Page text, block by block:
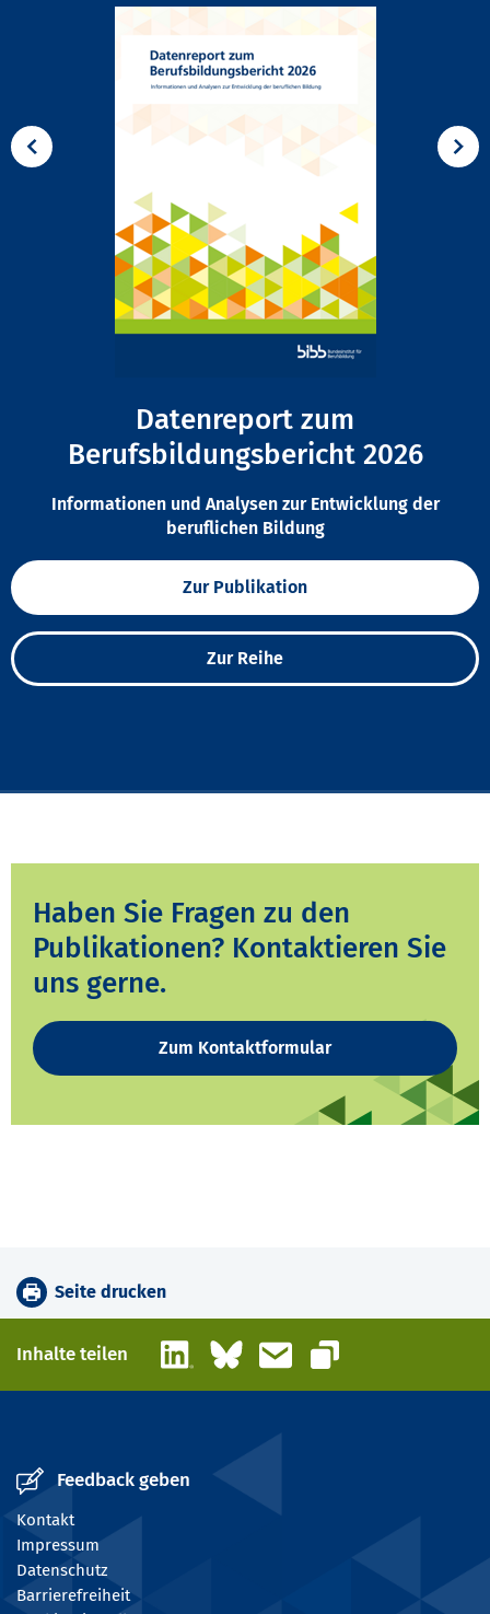
Datenreport zum
Berufsbildungsbericht 2026
Informationen und Analysen zur Entwicklung der
beruflichen Bildung
Zur Publikation
Zur Reihe
Haben Sie Fragen zu den
Publikationen? Kontaktieren Sie
uns gerne.
Zum Kontaktformular
Seite drucken
Inhalte teilen LinkedInBlueskyE-Mail
Link kopieren
Feedback geben
Kontakt
Impressum
Datenschutz
Barrierefreiheit